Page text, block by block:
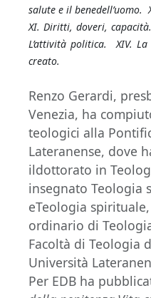
salute e il benedell’uomo.
XI. Diritti, doveri, capacità.
L’attività politica.
XIV.
creato.
Renzo Gerardi,
Venezia, ha
teologici alla
Lateranense, dove
ildottorato in
insegnato Teologia
eTeologia
ordinario di
Facoltà di Teologia
Università
Per EDB ha